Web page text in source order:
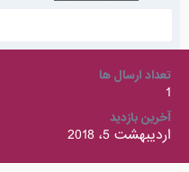
تعداد ارسال ها
1
آخرین بازدید
اردیبهشت 5، 2018